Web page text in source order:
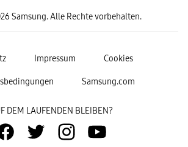
Samsung. Alle Rechte vorbehalten.
Impressum Cookies
Samsung.com
DEM LAUFENDEN BLEIBEN?